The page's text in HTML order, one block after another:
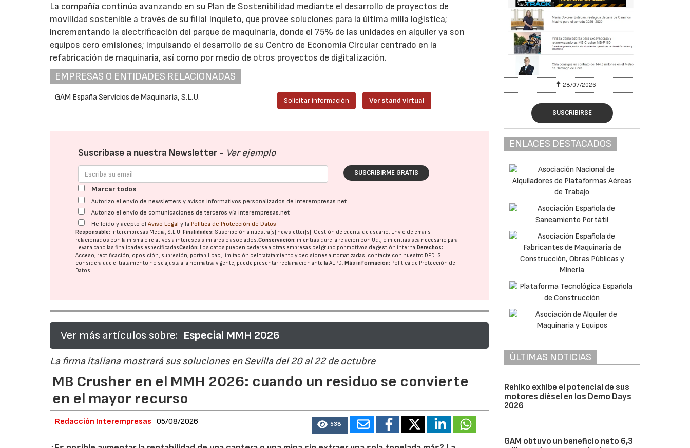
La compañía continúa avanzando en su Plan de Sostenibilidad mediante el desarrollo de proyectos de
movilidad sostenible a través de su filial Inquieto, que provee soluciones para la última milla logística;
incrementando la electrificación del parque de maquinaria, donde el 75% de las unidades en alquiler ya son
equipos cero emisiones; impulsando el desarrollo de su Centro de Economía Circular centrado en la
refabricación de maquinaria, así como por medio de otros proyectos de digitalización.
EMPRESAS O ENTIDADES RELACIONADAS
GAM España Servicios de Maquinaria, S.L.U. Solicitar información Ver stand virtual
Suscríbase a nuestra Newsletter - Ver ejemplo
SUSCRIBIRME GRATIS
Marcar todos
Autorizo el envío de newsletters y avisos informativos personalizados de interempresas.net
Autorizo el envío de comunicaciones de terceros vía interempresas.net
He leído y acepto elAviso Legal y la Política de Protección de Datos
Responsable: Interempresas Media, S.L.U. Finalidades: Suscripción a nuestra(s) newsletter(s). Gestión de cuenta de usuario. Envío de emails
relacionados con la misma o relativos a intereses similares o asociados.Conservación: mientras dure la relación con Ud., o mientras sea necesario para
llevar a cabo las finalidades especificadasCesión: Los datos pueden cederse a otras empresas del grupo por motivos de gestión interna. Derechos:
Acceso, rectificación, oposición, supresión, portabilidad, limitación del tratatamiento y decisiones automatizadas: contacte con nuestro DPD. Si
considera que el tratamiento no se ajusta a la normativa vigente, puede presentar reclamación ante laAEPD. Más información: Política de Protección de
Datos
Ver más artículos sobre: Especial MMH 2026
La firma italiana mostrará sus soluciones en Sevilla del 20 al 22 de octubre
MB Crusher en el MMH 2026: cuando un residuo se convierte
en el mayor recurso
Redacción Interempresas 05/08/2026 538
28/07/2026 30/07/2026 28/07/2026 30/07/2026
SUSCRIBIRSE
ENLACES DESTACADOS
ÚLTIMAS NOTICIAS
Rehlko exhibe el potencial de sus
motores diésel en los Demo Days
2026
GAM obtuvo un beneficio neto 6,3